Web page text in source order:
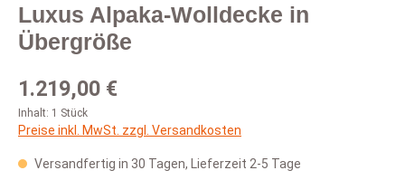
Luxus Alpaka-Wolldecke in
Übergröße
Regulärer Preis:
1.219,00 €
Inhalt: 1 Stück
Preise inkl. MwSt. zzgl. Versandkosten
Versandfertig in 30 Tagen, Lieferzeit 2-5 Tage